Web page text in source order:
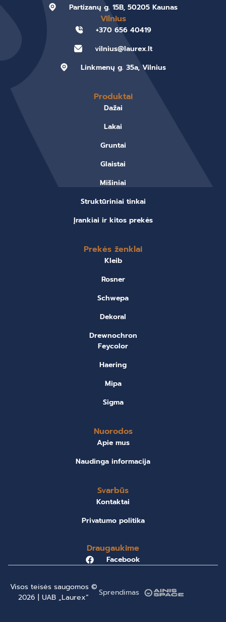
Partizanų g. 15B, 50205 Kaunas
Vilnius
+370 656 40419
vilnius@laurex.lt
Linkmenų g. 35a, Vilnius
Produktai
Dažai
Lakai
Gruntai
Glaistai
Mišiniai
Struktūriniai tinkai
Įrankiai ir kitos prekės
Prekės ženklai
Kleib
Rosner
Schwepa
Dekoral
Drewnochron
Feycolor
Haering
Mipa
Sigma
Nuorodos
Apie mus
Naudinga informacija
Svarbūs
Kontaktai
Privatumo politika
Draugaukime
Facebook
Visos teisės saugomos ©
2026 | UAB „Laurex”
Sprendimas